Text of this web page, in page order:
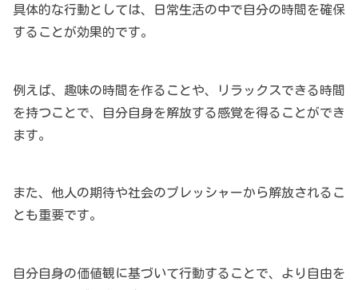
具体的な行動としては、日常生活の中で自分の時間を確保
することが効果的です。
例えば、趣味の時間を作ることや、リラックスできる時間
を持つことで、自分自身を解放する感覚を得ることができ
ます。
また、他人の期待や社会のプレッシャーから解放されるこ
とも重要です。
自分自身の価値観に基づいて行動することで、より自由を